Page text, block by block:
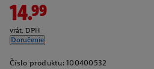
14.99
vrát. DPH
Doručenie
Číslo produktu: 100400532